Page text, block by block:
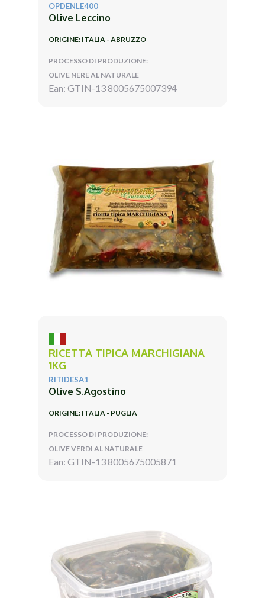
OPDENLE400
Olive Leccino
ORIGINE: ITALIA - ABRUZZO
PROCESSO DI PRODUZIONE:
OLIVE NERE AL NATURALE
Ean: GTIN-13 8005675007394
RICETTA TIPICA MARCHIGIANA
1KG
RITIDESA1
Olive S.Agostino
ORIGINE: ITALIA - PUGLIA
PROCESSO DI PRODUZIONE:
OLIVE VERDI AL NATURALE
Ean: GTIN-13 8005675005871